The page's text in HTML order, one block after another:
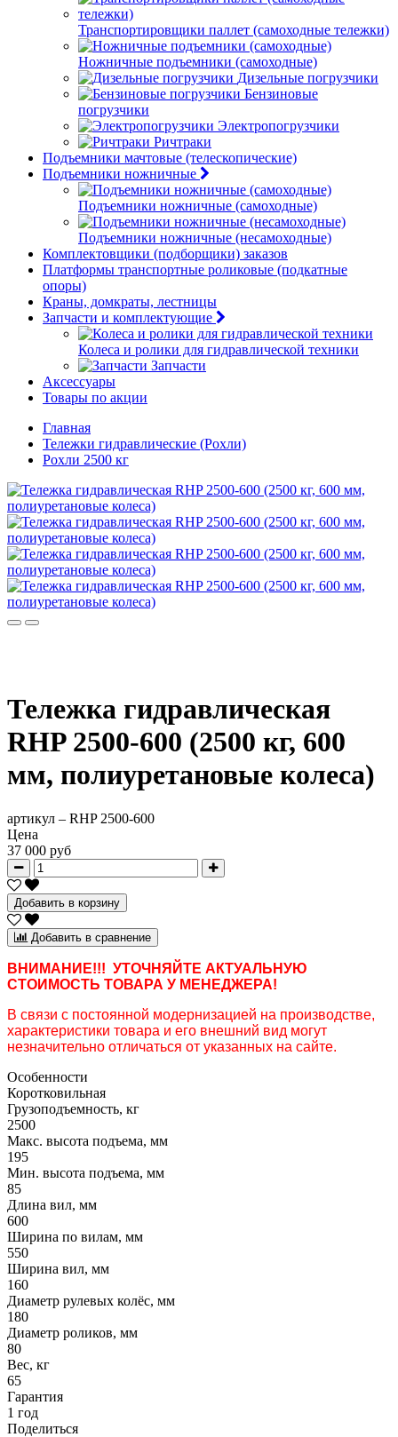
Транспортировщики паллет (самоходные тележки)
Ножничные подъемники (самоходные)
Дизельные погрузчики
Бензиновые
погрузчики
Электропогрузчики
Ричтраки
Подъемники мачтовые (телескопические)
Подъемники ножничные
Подъемники ножничные (самоходные)
Подъемники ножничные (несамоходные)
Комплектовщики (подборщики) заказов
Платформы транспортные роликовые (подкатные
опоры)
Краны, домкраты, лестницы
Запчасти и комплектующие
Колеса и ролики для гидравлической техники
Запчасти
Аксессуары
Товары по акции
Главная
Тележки гидравлические (Рохли)
Рохли 2500 кг
Тележка гидравлическая
RHP 2500-600 (2500 кг, 600
мм, полиуретановые колеса)
артикул – RHP 2500-600
Цена
37 000 руб
Добавить в корзину
Добавить в сравнение
ВНИМАНИЕ!!! УТОЧНЯЙТЕ АКТУАЛЬНУЮ
СТОИМОСТЬ ТОВАРА У МЕНЕДЖЕРА!
В связи с постоянной модернизацией на производстве,
характеристики товара и его внешний вид могут
незначительно отличаться от указанных на сайте.
Особенности
Коротковильная
Грузоподъемность, кг
2500
Макс. высота подъема, мм
195
Мин. высота подъема, мм
85
Длина вил, мм
600
Ширина по вилам, мм
550
Ширина вил, мм
160
Диаметр рулевых колёс, мм
180
Диаметр роликов, мм
80
Вес, кг
65
Гарантия
1 год
Поделиться